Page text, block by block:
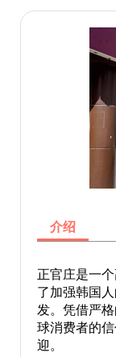
介绍
正官庄是一
了加强韩国
发。凭借严
球消费者的
迎。